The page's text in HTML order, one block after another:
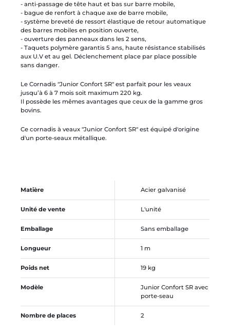
- anti-passage de tête haut et bas sur barre mobile,
- bague de renfort à chaque axe de barre mobile,
- système breveté de ressort élastique de retour automatique
des barres mobiles en position ouverte,
- ouverture des panneaux dans les 2 sens,
- Taquets polymère garantis 5 ans, haute résistance stabilisés
aux U.V et au gel. Déclenchement place par place possible
sans danger.
Le Cornadis "Junior Confort SR" est parfait pour les veaux
jusqu’à 6 à 7 mois soit maximum 220 kg.
Il possède les mêmes avantages que ceux de la gamme gros
bovins.
Ce cornadis à veaux "Junior Confort SR" est équipé d'origine
d'un porte-seaux métallique.
Matière Acier galvanisé
Unité de vente L'unité
Emballage Sans emballage
Longueur 1 m
Poids net 19 kg
Modèle
Junior Confort SR avec
porte-seau
Nombre de places 2